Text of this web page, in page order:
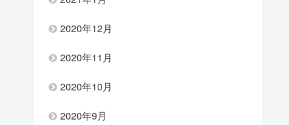
2020年12月
2020年11月
2020年10月
2020年9月